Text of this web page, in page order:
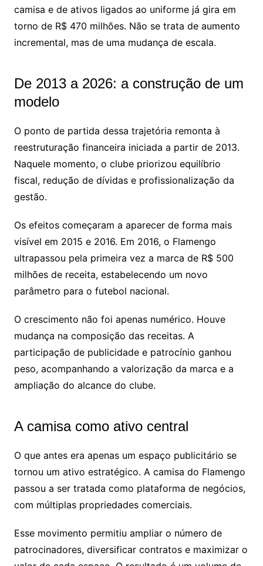
camisa e de ativos ligados ao uniforme já gira em
torno de R$ 470 milhões. Não se trata de aumento
incremental, mas de uma mudança de escala.
De 2013 a 2026: a construção de um
modelo
O ponto de partida dessa trajetória remonta à
reestruturação financeira iniciada a partir de 2013.
Naquele momento, o clube priorizou equilíbrio
fiscal, redução de dívidas e profissionalização da
gestão.
Os efeitos começaram a aparecer de forma mais
visível em 2015 e 2016. Em 2016, o Flamengo
ultrapassou pela primeira vez a marca de R$ 500
milhões de receita, estabelecendo um novo
parâmetro para o futebol nacional.
O crescimento não foi apenas numérico. Houve
mudança na composição das receitas. A
participação de publicidade e patrocínio ganhou
peso, acompanhando a valorização da marca e a
ampliação do alcance do clube.
A camisa como ativo central
O que antes era apenas um espaço publicitário se
tornou um ativo estratégico. A camisa do Flamengo
passou a ser tratada como plataforma de negócios,
com múltiplas propriedades comerciais.
Esse movimento permitiu ampliar o número de
patrocinadores, diversificar contratos e maximizar o